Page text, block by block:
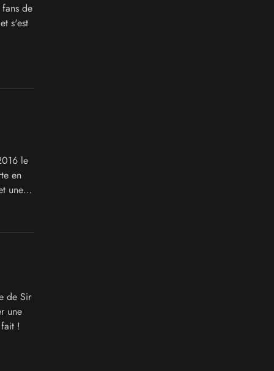
de
s'est
le
en
une
de Sir
une
!